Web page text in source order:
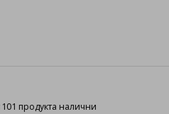
101 продукта налични